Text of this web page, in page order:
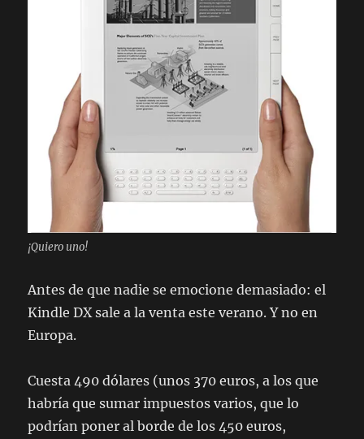
¡Quiero uno!
Antes de que nadie se emocione demasiado: el
Kindle DX sale a la venta este verano. Y no en
Europa.
Cuesta 490 dólares (unos 370 euros, a los que
habría que sumar impuestos varios, que lo
podrían poner al borde de los 450 euros,